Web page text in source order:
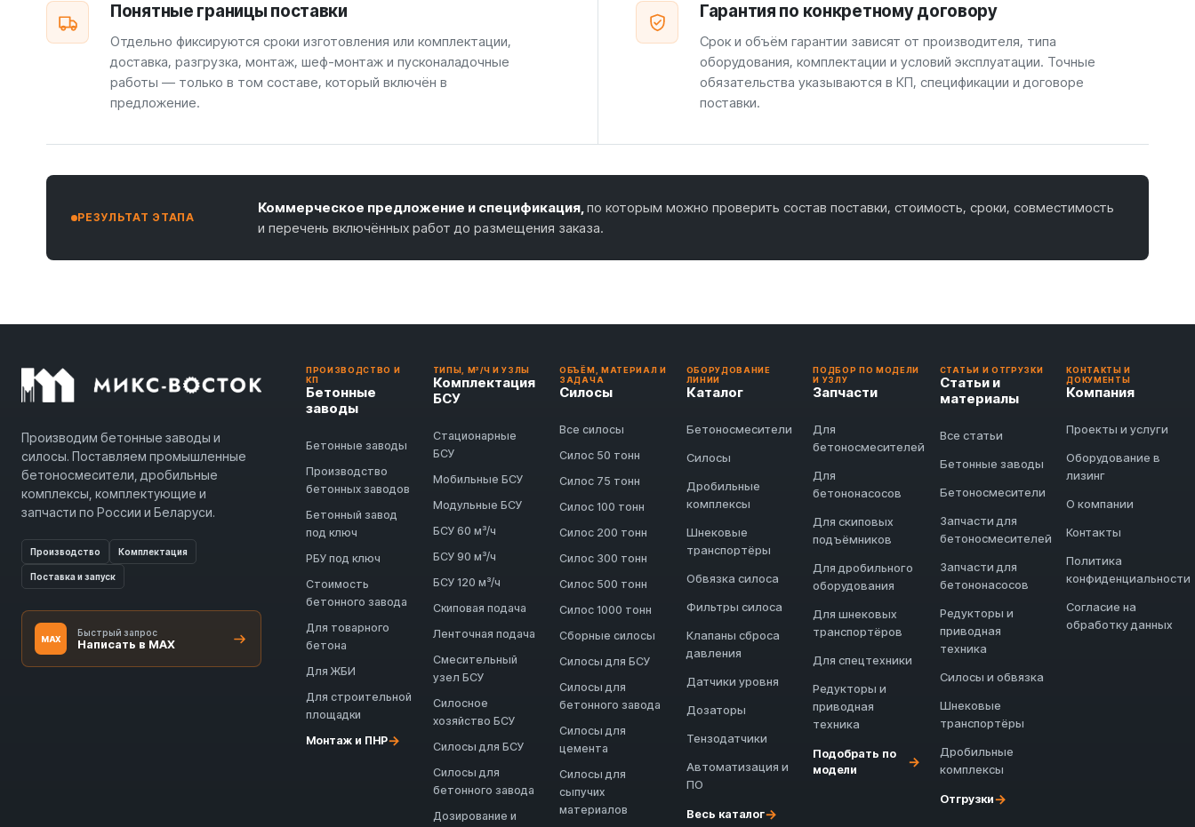
Понятные границы поставки
Отдельно фиксируются сроки изготовления или комплектации,
доставка, разгрузка, монтаж, шеф-монтаж и пусконаладочные
работы — только в том составе, который включён в
предложение.
Гарантия по конкретному договору
Срок и объём гарантии зависят от производителя, типа
оборудования, комплектации и условий эксплуатации. Точные
обязательства указываются в КП, спецификации и договоре
поставки.
РЕЗУЛЬТАТ ЭТАПА
Коммерческое предложение и спецификация,по которым можно проверить состав поставки, стоимость, сроки, совместимость
и перечень включённых работ до размещения заказа.
Производим бетонные заводы и
силосы. Поставляем промышленные
бетоносмесители, дробильные
комплексы, комплектующие и
запчасти по России и Беларуси.
Производство Комплектация
Поставка и запуск
MAX
Быстрый запрос
Написать в MAX
ПРОИЗВОДСТВО И
КП
Бетонные
заводы
Бетонные заводы
Производство
бетонных заводов
Бетонный завод
под ключ
РБУ под ключ
Стоимость
бетонного завода
Для товарного
бетона
Для ЖБИ
Для строительной
площадки
Монтаж и ПНР→
ТИПЫ, М³/Ч И УЗЛЫ
Комплектация
БСУ
Стационарные
БСУ
Мобильные БСУ
Модульные БСУ
БСУ 60 м³/ч
БСУ 90 м³/ч
БСУ 120 м³/ч
Скиповая подача
Ленточная подача
Смесительный
узел БСУ
Силосное
хозяйство БСУ
Силосы для БСУ
Силосы для
бетонного завода
Дозирование и
ОБЪЁМ, МАТЕРИАЛ И
ЗАДАЧА
Силосы
Все силосы
Силос 50 тонн
Силос 75 тонн
Силос 100 тонн
Силос 200 тонн
Силос 300 тонн
Силос 500 тонн
Силос 1000 тонн
Сборные силосы
Силосы для БСУ
Силосы для
бетонного завода
Силосы для
цемента
Силосы для
сыпучих
материалов
ОБОРУДОВАНИЕ
ЛИНИИ
Каталог
Бетоносмесители
Силосы
Дробильные
комплексы
Шнековые
транспортёры
Обвязка силоса
Фильтры силоса
Клапаны сброса
давления
Датчики уровня
Дозаторы
Тензодатчики
Автоматизация и
ПО
Весь каталог→
ПОДБОР ПО МОДЕЛИ
И УЗЛУ
Запчасти
Для
бетоносмесителей
Для
бетононасосов
Для скиповых
подъёмников
Для дробильного
оборудования
Для шнековых
транспортёров
Для спецтехники
Редукторы и
приводная
техника
Подобрать по
модели
→
СТАТЬИ И ОТГРУЗКИ
Статьи и
материалы
Все статьи
Бетонные заводы
Бетоносмесители
Запчасти для
бетоносмесителей
Запчасти для
бетононасосов
Редукторы и
приводная
техника
Силосы и обвязка
Шнековые
транспортёры
Дробильные
комплексы
Отгрузки→
КОНТАКТЫ И
ДОКУМЕНТЫ
Компания
Проекты и услуги
Оборудование в
лизинг
О компании
Контакты
Политика
конфиденциальности
Согласие на
обработку данных